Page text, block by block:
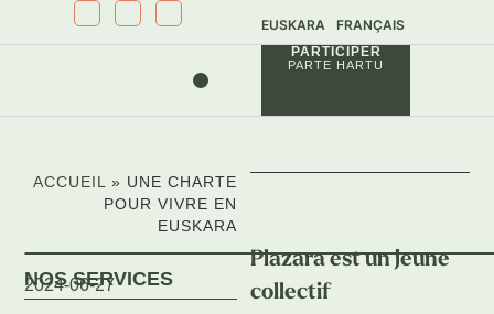
EUSKARA FRANÇAIS
PARTICIPER
PARTE HARTU
ACCUEIL» UNE CHARTE
POUR VIVRE EN
EUSKARA
NOS SERVICES
2024-06-27
Plazara est un jeune
collectif